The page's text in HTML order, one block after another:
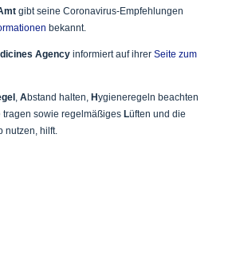
gibt seine Coronavirus-Empfehlungen
bekannt.
Agencyinformiert auf ihrer Seite zum
, Abstand halten, Hygieneregeln beachten
tragen sowie regelmäßigesLüften und die
nutzen, hilft.